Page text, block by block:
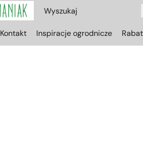
Kontakt Inspiracje ogrodnicze